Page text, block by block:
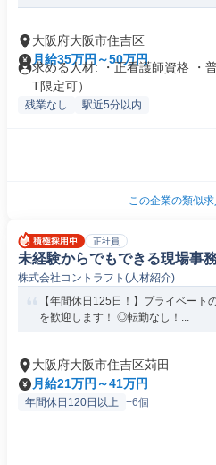
大阪府大阪市住吉区
月給35万円～50万円
求める人材: ・正看護師資格 ・
T限定可）
残業なし 駅近5分以内
この企業の類似
正社員
未経験からでもできる現場事
株式会社コントラフト(人材紹介)
【年間休日125日！】プライベート
を歓迎します！ ◎転勤なし！...
大阪府大阪市住吉区苅田
月給21万円～41万円
年間休日120日以上 +6個